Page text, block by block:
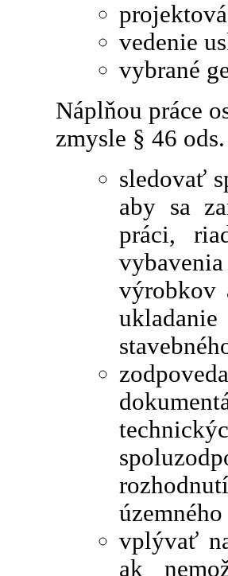
vedenie
vybrané
Náplňou práce
zmysle § 46
sledovať
aby sa
práci,
výrobkov
vplývať
ak